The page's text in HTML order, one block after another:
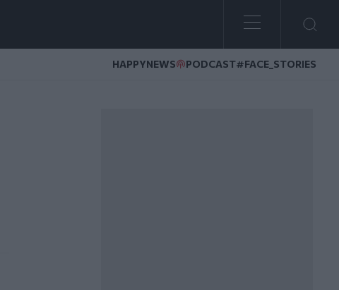
HAPPYNEWS PODCAST#FACE_STORIES